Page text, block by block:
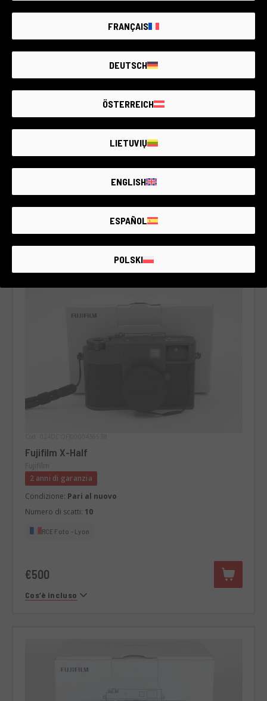
Fujifilm X-Half - Silver
2 anni di garanzia
Cos’è incluso
Fujifilm X-Half
2 anni di garanzia
Condizione: Pari al nuovo
Numero di scatti: 10
RCE Foto - Lyon
€500
Cos’è incluso
FRANÇAIS
DEUTSCH
ÖSTERREICH
LIETUVIŲ
ENGLISH
ESPAÑOL
POLSKI